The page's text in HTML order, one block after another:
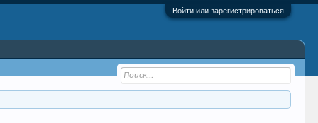
Войти или зарегистрироваться